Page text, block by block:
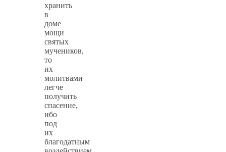
хранить
в
доме
мощи
святых
мучеников,
то
их
молитвами
легче
получить
спасение,
ибо
под
их
благодатным